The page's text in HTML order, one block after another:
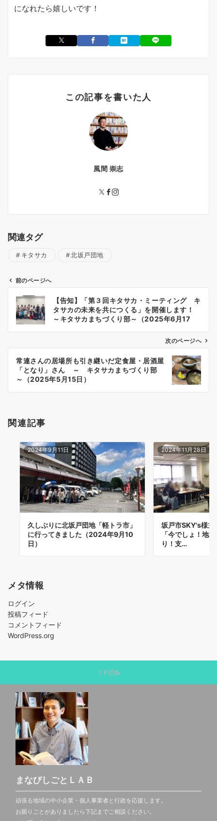
になれたら嬉しいです！
この記事を書いた人
風間 崇志
関連タグ
キタサカ 北坂戸団地
ン
前のページへ
【告知】「第３回キタサカ・ミーティング キ
タサカの未来を共につくる」を開催します！
～キタサカまちづくり部～（2025年6月17
次のページへ
常連さんの居場所も引き継いだ定食屋・居酒屋
「となり」さん ～ キタサカまちづくり部
～（2025年5月15日）
関連記事
2024年9月11日
久しぶりに北坂戸団地「軽トラ市」
に行ってきました（2024年9月10
日）
2024年11月28日
坂戸市SKY's様主
「今でしょ！地
り！支…
メタ情報
ログイン
投稿フィード
コメントフィード
WordPress.org
まなびしごとＬＡＢ
頑張る地域の中小企業・個人事業者と行政を応援します。
お困りごとがありましたら下記までご相談ください。